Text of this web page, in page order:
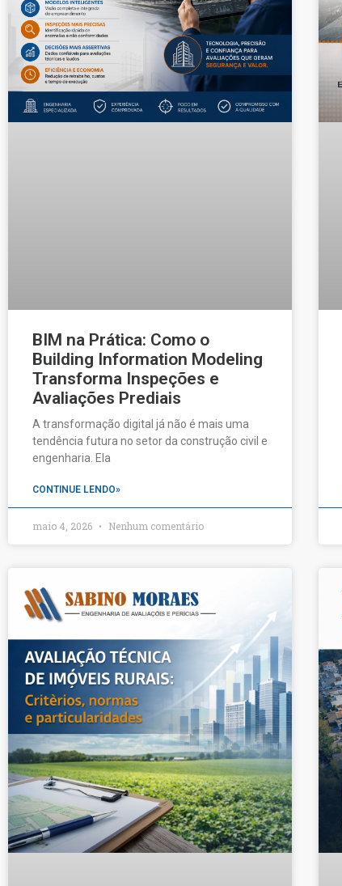
BIM na Prática: Como o
Building Information Modeling
Transforma Inspeções e
Avaliações Prediais
A transformação digital já não é mais uma
tendência futura no setor da construção civil e
engenharia. Ela
CONTINUE LENDO»
maio 4, 2026 Nenhum comentário